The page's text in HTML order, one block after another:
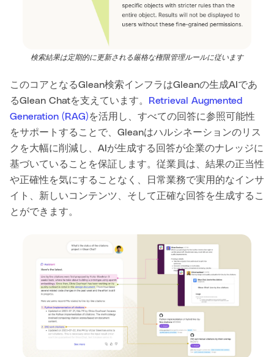
検索結果は定期的に更新される厳格な権限管理ルールに従います
このコアとなるGlean検索インフラはGleanの生成AIであ
るGlean Chatを支えています。
Retrieval Augmented
Generation (RAG)を活用し、すべての回答に参照可能性
をサポートすることで、Gleanはハルシネーションのリス
クを大幅に削減し、AIが生成する回答が企業のナレッジに
基づいていることを保証します。従業員は、結果の正当性
や正確性を気にすることなく、日常業務で実用的なインサ
イト、新しいコンテンツ、そして正確な回答を生成するこ
とができます。